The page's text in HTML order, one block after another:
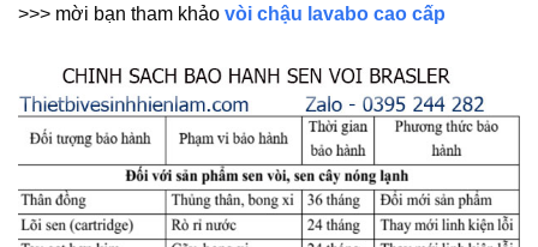
>>> mời bạn tham khảo vòi chậu lavabo cao cấp